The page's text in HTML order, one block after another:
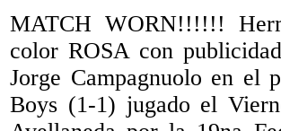
MATCH WORN!!!!!!
color ROSA con
Jorge Campagnuolo en el
Boys (1-1) jugado el